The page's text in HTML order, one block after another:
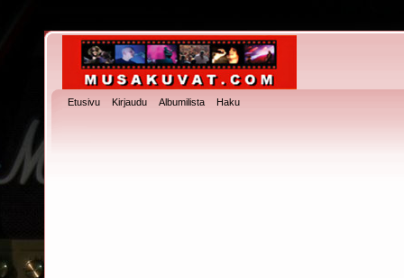
Etusivu Kirjaudu Albumilista Haku